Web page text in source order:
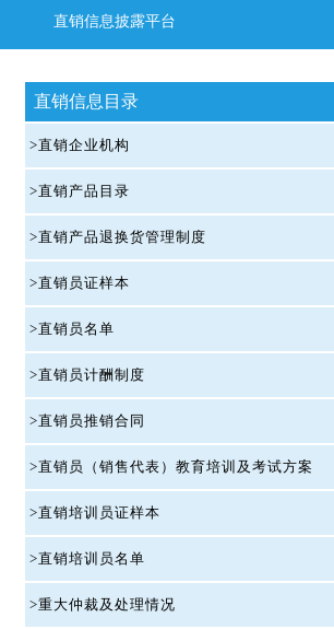
直销信息披露平台
直销信息目录
>直销企业机构
>直销产品目录
>直销产品退换货管理制度
>直销员证样本
>直销员名单
>直销员计酬制度
>直销员推销合同
>直销员（销售代表）教育培训及考试方案
>直销培训员证样本
>直销培训员名单
>重大仲裁及处理情况